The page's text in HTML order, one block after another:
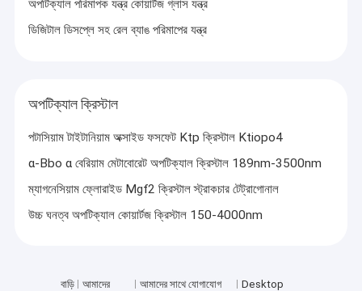
অপটিক্যাল পরিমাপক যন্ত্র কোয়ার্টজ গ্লাস যন্ত্র
ডিজিটাল ডিসপ্লে সহ রেল ব্যাঙ পরিমাপের যন্ত্র
অপটিক্যাল ক্রিস্টাল
পটাসিয়াম টাইটানিয়াম অক্সাইড ফসফেট Ktp ক্রিস্টাল Ktiopo4
α-Bbo α বেরিয়াম মেটাবোরেট অপটিক্যাল ক্রিস্টাল 189nm-3500nm
ম্যাগনেসিয়াম ফ্লোরাইড Mgf2 ক্রিস্টাল স্ট্রাকচার টেট্রাগোনাল
উচ্চ ঘনত্ব অপটিক্যাল কোয়ার্টজ ক্রিস্টাল 150-4000nm
বাড়ি আমাদের আমাদের সাথে যোগাযোগ Desktop